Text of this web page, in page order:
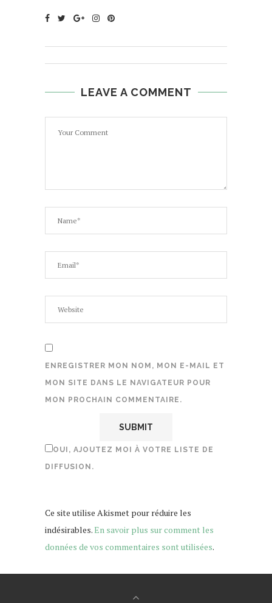
LEAVE A COMMENT
ENREGISTRER MON NOM, MON E-MAIL ET
MON SITE DANS LE NAVIGATEUR POUR
MON PROCHAIN COMMENTAIRE.
OUI, AJOUTEZ MOI À VOTRE LISTE DE
DIFFUSION.
Ce site utilise Akismet pour réduire les
indésirables.En savoir plus sur comment les
données de vos commentaires sont utilisées.